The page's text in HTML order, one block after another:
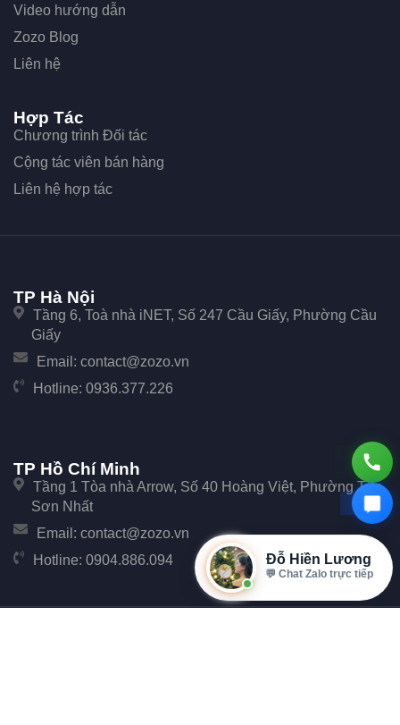
Video hướng dẫn
Zozo Blog
Liên hệ
Hợp Tác
Chương trình Đối tác
Cộng tác viên bán hàng
Liên hệ hợp tác
TP Hà Nội
Tầng 6, Toà nhà iNET, Số 247 Cầu Giấy, Phường Cầu
Giấy
Email: contact@zozo.vn
Hotline: 0936.377.226
TP Hồ Chí Minh
Tầng 1 Tòa nhà Arrow, Số 40 Hoàng Việt, Phường Tân
Sơn Nhất
Email: contact@zozo.vn
Hotline: 0904.886.094 Đỗ Hiền Lương
💬 Chat Zalo trực tiếp